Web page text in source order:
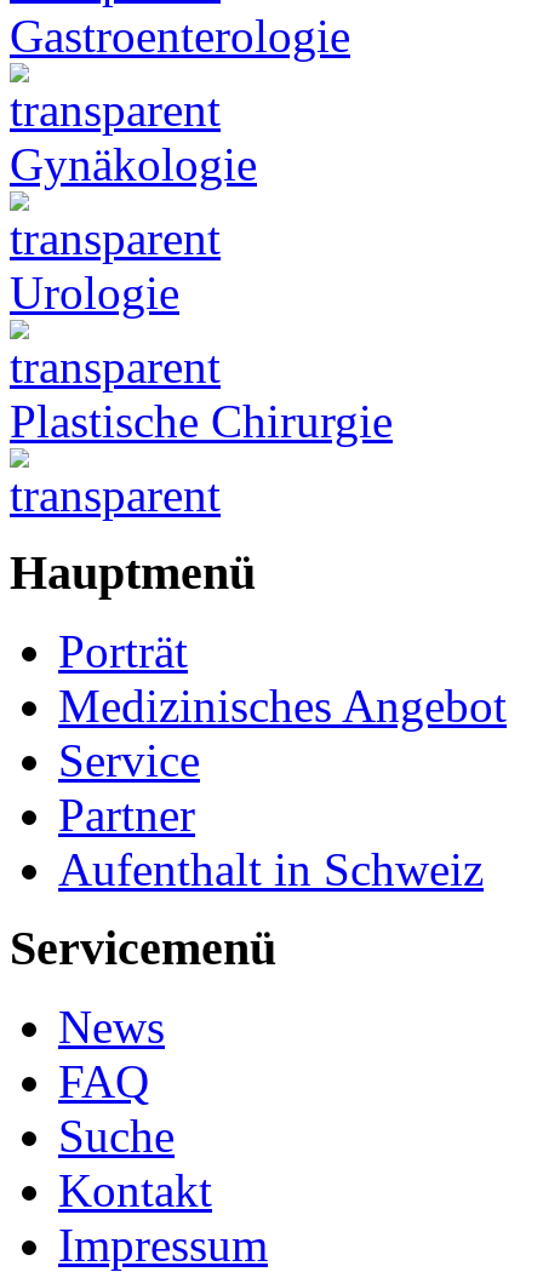
Gastroenterologie
Gynäkologie
Urologie
Plastische Chirurgie
Hauptmenü
Porträt
Medizinisches Angebot
Service
Partner
Aufenthalt in Schweiz
Servicemenü
News
FAQ
Suche
Kontakt
Impressum